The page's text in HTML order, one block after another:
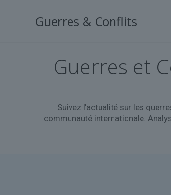
Guerres & Conflits
Guerres et
Suivez l’actualité sur les
communauté internationale.